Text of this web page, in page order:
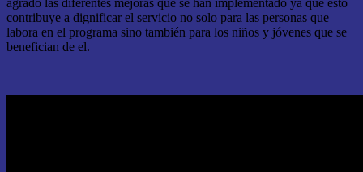
contribuye a dignificar el servicio no solo para las personas que
labora en el programa sino también para los niños y jóvenes que se
benefician de el.